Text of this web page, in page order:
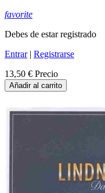
favorite
Debes de estar registrado
Entrar| Registrarse
13,50 € Precio
Añadir al carrito